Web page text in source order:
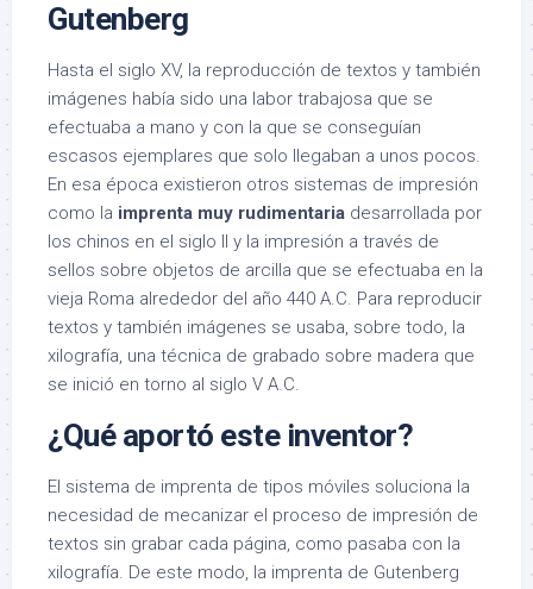
Gutenberg
Hasta el siglo XV, la reproducción de textos y también
imágenes había sido una labor trabajosa que se
efectuaba a mano y con la que se conseguían
escasos ejemplares que solo llegaban a unos pocos.
En esa época existieron otros sistemas de impresión
como la imprenta muy rudimentaria desarrollada por
los chinos en el siglo II y la impresión a través de
sellos sobre objetos de arcilla que se efectuaba en la
vieja Roma alrededor del año 440 A.C. Para reproducir
textos y también imágenes se usaba, sobre todo, la
xilografía, una técnica de grabado sobre madera que
se inició en torno al siglo V A.C.
¿Qué aportó este inventor?
El sistema de imprenta de tipos móviles soluciona la
necesidad de mecanizar el proceso de impresión de
textos sin grabar cada página, como pasaba con la
xilografía. De este modo, la imprenta de Gutenberg